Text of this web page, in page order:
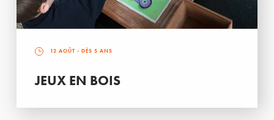
12 AOÛT - DÈS 5 ANS
JEUX EN BOIS